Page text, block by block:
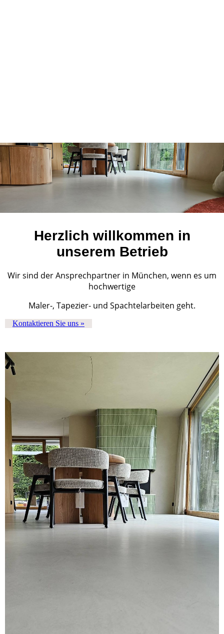
Herzlich willkommen in
unserem Betrieb
Wir sind der Ansprechpartner in München, wenn es um
hochwertige
Maler-, Tapezier- und Spachtelarbeiten geht.
Kontaktieren Sie uns »